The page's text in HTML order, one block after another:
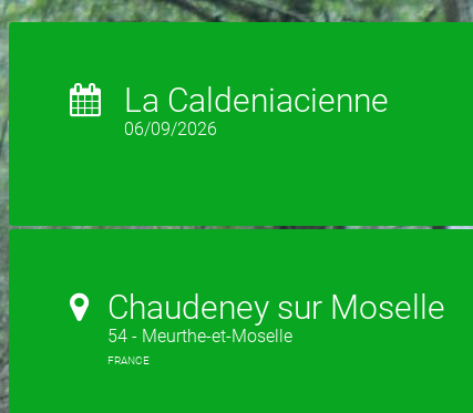
La Caldeniacienne
06/09/2026
Chaudeney sur Moselle
54 - Meurthe-et-Moselle
FRANCE